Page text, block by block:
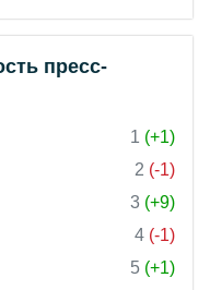
пресс-
1 (+1)
2 (-1)
3 (+9)
4 (-1)
5 (+1)